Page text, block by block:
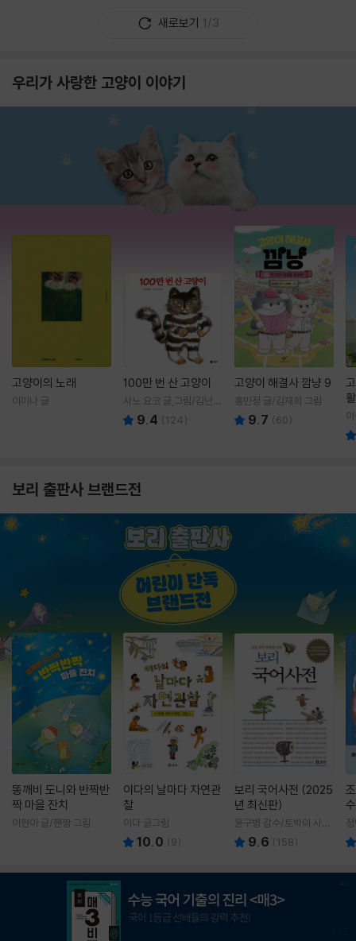
새로보기 1/3
우리가 사랑한 고양이 이야기
고양이의 노래
이미나 글
100만 번 산 고양이
사노 요코 글,그림/김난주
역 9.4 (124)
고양이 해결사 깜냥 9
홍민정 글/김재희 그림
9.7 (60)
보리 출판사 브랜드전
똥깨비 도니와 반짝반
짝 마을 잔치
이현아 글/핸짱 그림
이다의 날마다 자연관
찰
이다 글그림
10.0 (9)
보리 국어사전 (2025
년 최신판)
윤구병 감수/토박이 사전
편찬실 편
9.6 (158)